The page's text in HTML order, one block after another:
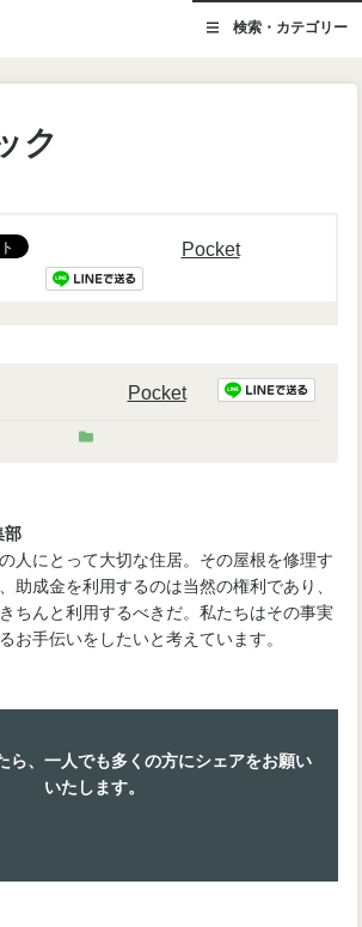
検索・カテゴリー
ク
Pocket
Pocket
部
人にとって大切な住居。その屋根を修理す
助成金を利用するのは当然の権利であり、
ちんと利用するべきだ。私たちはその事実
お手伝いをしたいと考えています。
ら、一人でも多くの方にシェアをお願い
いたします。